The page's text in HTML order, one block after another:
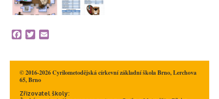
Facebook
Twitter
© 2016-2026 Cyrilometodějská církevní základní škola Brno, Lerchova
65, Brno
Zřizovatel školy: